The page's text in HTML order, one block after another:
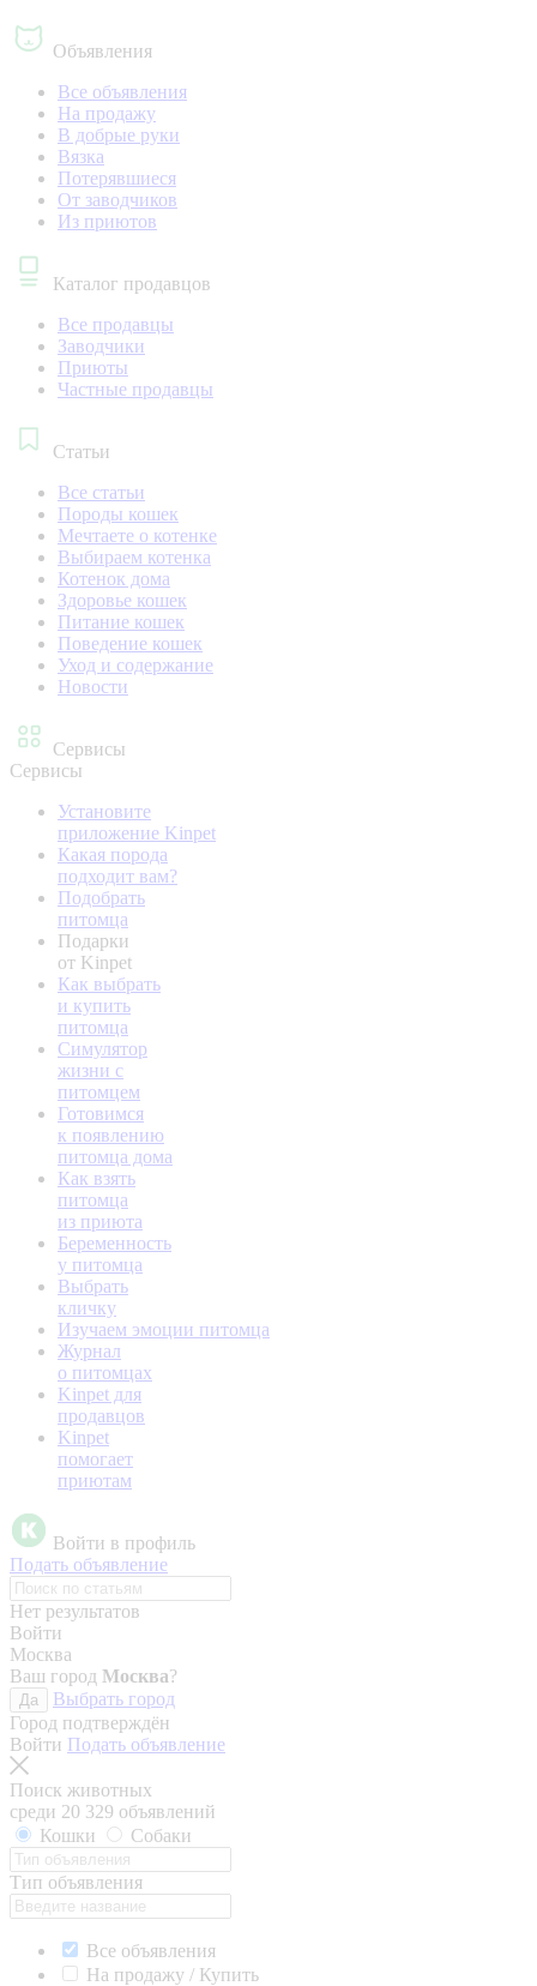
Объявления
Все объявления
На продажу
В добрые руки
Вязка
Потерявшиеся
От заводчиков
Из приютов
Каталог продавцов
Все продавцы
Заводчики
Приюты
Частные продавцы
Статьи
Все статьи
Породы кошек
Мечтаете о котенке
Выбираем котенка
Котенок дома
Здоровье кошек
Питание кошек
Поведение кошек
Уход и содержание
Новости
Сервисы
Сервисы
Установите
приложение Kinpet
Какая порода
подходит вам?
Подобрать
питомца
Подарки
от Kinpet
Как выбрать
и купить
питомца
Симулятор
жизни с
питомцем
Готовимся
к появлению
питомца дома
Как взять
питомца
из приюта
Беременность
у питомца
Выбрать
кличку
Изучаем эмоции питомца
Журнал
о питомцах
Kinpet для
продавцов
Kinpet
помогает
приютам
Войти в профиль
Подать объявление
Нет результатов
Войти
Москва
Ваш город Москва?
Да
Выбрать город
Город подтверждён
Войти Подать объявление
Поиск животных
среди 20 329 объявлений
Кошки
Собаки
Тип объявления
Все объявления
На продажу / Купить